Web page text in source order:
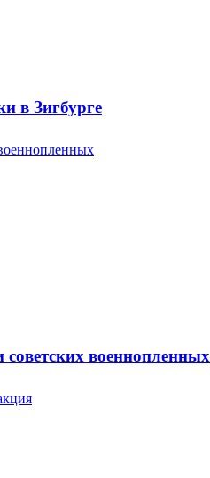
в Зигбурге
советских военнопленных